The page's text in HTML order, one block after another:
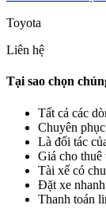
Toyota
Liên hệ
Tại sao chọn
Tất cả các
Chuyên
Là đối tác
Giá cho thuê
Tài xế có
Đặt xe
Thanh toán